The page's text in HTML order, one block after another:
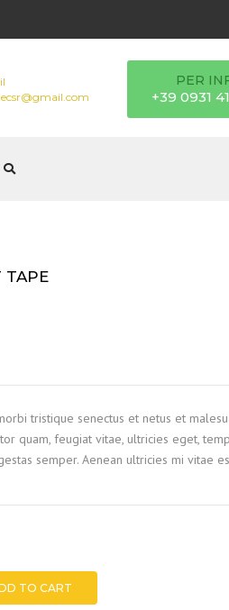
PER
+39 0931
TAPE
tristique senectus et netus et
quam, feugiat vitae, ultricies eget,
semper. Aenean ultricies mi vitae
TO CART